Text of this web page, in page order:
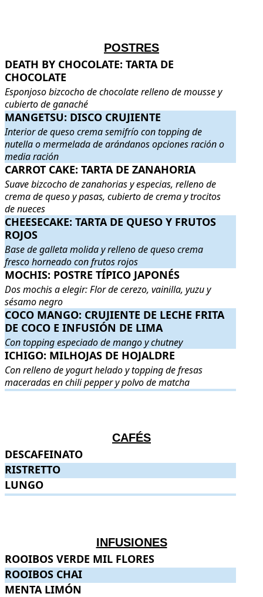
POSTRES
DEATH BY CHOCOLATE: TARTA DE CHOCOLATE
DEATH BY CHOCOLATE: TARTA DE
CHOCOLATE
Esponjoso bizcocho de chocolate relleno de mousse y
cubierto de ganaché
MANGETSU: DISCO CRUJIENTE . Interior de queso crema
MANGETSU: DISCO CRUJIENTE
Interior de queso crema semifrío con topping de
nutella o mermelada de arándanos opciones ración o
media ración
CARROT CAKE: TARTA DE ZANAHORIA . Suave bizcocho de
CARROT CAKE: TARTA DE ZANAHORIA
Suave bizcocho de zanahorias y especias, relleno de
crema de queso y pasas, cubierto de crema y trocitos
de nueces
CHEESECAKE: TARTA DE QUESO Y FRUTOS ROJOS
CHEESECAKE: TARTA DE QUESO Y FRUTOS
ROJOS
Base de galleta molida y relleno de queso crema
fresco horneado con frutos rojos
MOCHIS: POSTRE TÍPICO JAPONÉS . Dos mochis a elegir: Flor
MOCHIS: POSTRE TÍPICO JAPONÉS
Dos mochis a elegir: Flor de cerezo, vainilla, yuzu y
sésamo negro
COCO MANGO: CRUJIENTE DE LECHE FRITA DE COCO E
COCO MANGO: CRUJIENTE DE LECHE FRITA
DE COCO E INFUSIÓN DE LIMA
Con topping especiado de mango y chutney
ICHIGO: MILHOJAS DE HOJALDRE . Con relleno de yogurt
ICHIGO: MILHOJAS DE HOJALDRE
Con relleno de yogurt helado y topping de fresas
maceradas en chili pepper y polvo de matcha
..
CAFÉS
DESCAFEINATO .
DESCAFEINATO
RISTRETTO .
RISTRETTO
LUNGO .
LUNGO
..
INFUSIONES
ROOIBOS VERDE MIL FLORES ..
ROOIBOS VERDE MIL FLORES
ROOIBOS CHAI ..
ROOIBOS CHAI
MENTA LIMÓN ..
MENTA LIMÓN